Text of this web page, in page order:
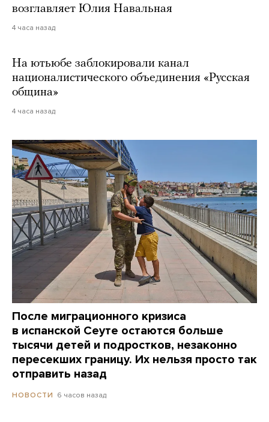
возглавляет Юлия Навальная
4 часа назад
На ютьюбе заблокировали канал
националистического объединения «Русская
община»
4 часа назад
После миграционного кризиса
в испанской Сеуте остаются больше
тысячи детей и подростков, незаконно
пересекших границу. Их нельзя просто так
отправить назад
НОВОСТИ 6 часов назад